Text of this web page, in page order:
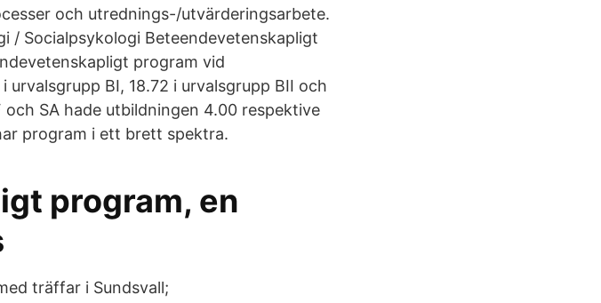
och utrednings-/utvärderingsarbete.
/ Socialpsykologi Beteendevetenskapligt
program vid
BI, 18.72 i urvalsgrupp BII och
SA hade utbildningen 4.00 respektive
program i ett brett spektra.
program, en
träffar i Sundsvall;